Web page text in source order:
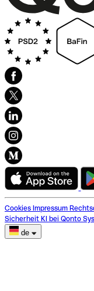
Cookies Impressum
Sicherheit KI bei Qonto
de